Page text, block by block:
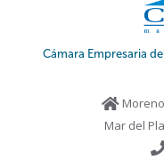
Cámara Empresaria
Moreno
Mar del